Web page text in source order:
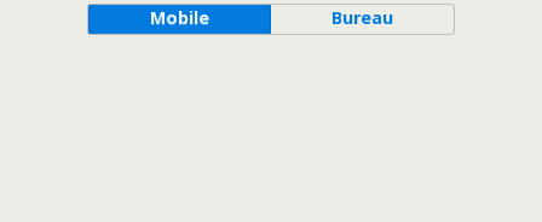
Mobile Bureau